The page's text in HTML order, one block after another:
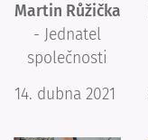
Martin Růžička
- Jednatel
společnosti
14. dubna 2021